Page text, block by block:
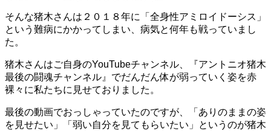
そんな猪木さんは２０１８年に「全身性アミロイドーシス」
という難病にかかってしまい、病気と何年も戦っていまし
た。
猪木さんはご自身のYouTubeチャンネル、『アントニオ猪木
最後の闘魂チャンネル』でだんだん体が弱っていく姿を赤
裸々に私たちに見せておりました。
最後の動画でおっしゃっていたのですが、「ありのままの姿
を見せたい」「弱い自分を見てもらいたい」というのが猪木